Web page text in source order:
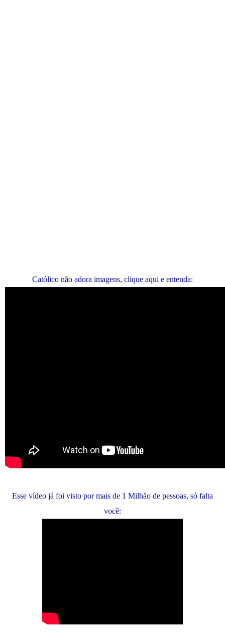
Católico não adora imagens, clique aqui e entenda:
Esse vídeo já foi visto por mais de 1 Milhão de pessoas, só falta
você: